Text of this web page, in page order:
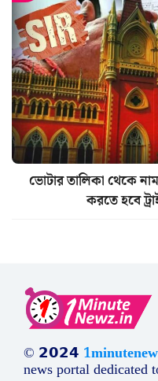
ভোটার তালিকা থেকে
করতে হবে
© 𝟮𝟬𝟮𝟰
news portal dedicated